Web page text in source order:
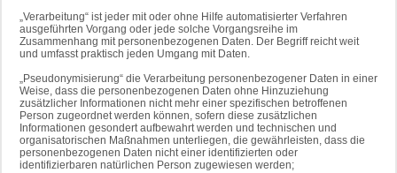
„Verarbeitung“ ist jeder mit oder ohne Hilfe automatisierter Verfahren
ausgeführten Vorgang oder jede solche Vorgangsreihe im
Zusammenhang mit personenbezogenen Daten. Der Begriff reicht weit
und umfasst praktisch jeden Umgang mit Daten.
„Pseudonymisierung“ die Verarbeitung personenbezogener Daten in einer
Weise, dass die personenbezogenen Daten ohne Hinzuziehung
zusätzlicher Informationen nicht mehr einer spezifischen betroffenen
Person zugeordnet werden können, sofern diese zusätzlichen
Informationen gesondert aufbewahrt werden und technischen und
organisatorischen Maßnahmen unterliegen, die gewährleisten, dass die
personenbezogenen Daten nicht einer identifizierten oder
identifizierbaren natürlichen Person zugewiesen werden;